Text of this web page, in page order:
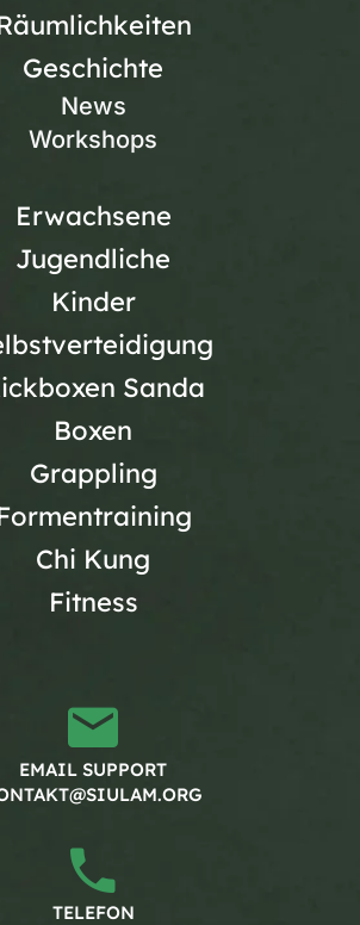
Geschichte
News
Workshops
Erwachsene
Jugendliche
Kinder
Sanda
Boxen
Grappling
Chi Kung
Fitness
EMAIL SUPPORT
TELEFON